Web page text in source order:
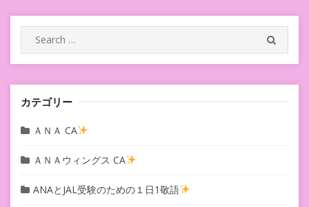
ー
シ
ョ
ン
Search
for:
カテゴリー
ＡＮＡ CA
ＡＮＡウィングス CA
ANAとJAL受験のための１日1敬語